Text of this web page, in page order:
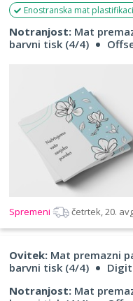
Enostranska mat
Notranjost: Mat
barvni tisk (4/4)
Spremeni četrtek, 20.
Ovitek: Mat premazni
barvni tisk (4/4)
Notranjost: Mat